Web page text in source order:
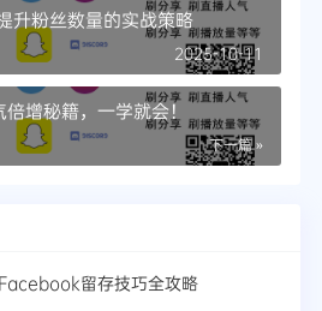
升粉丝数量的实战策略
2025-10-11
增秘籍，一学就会！
下一篇 »
留存技巧全攻略